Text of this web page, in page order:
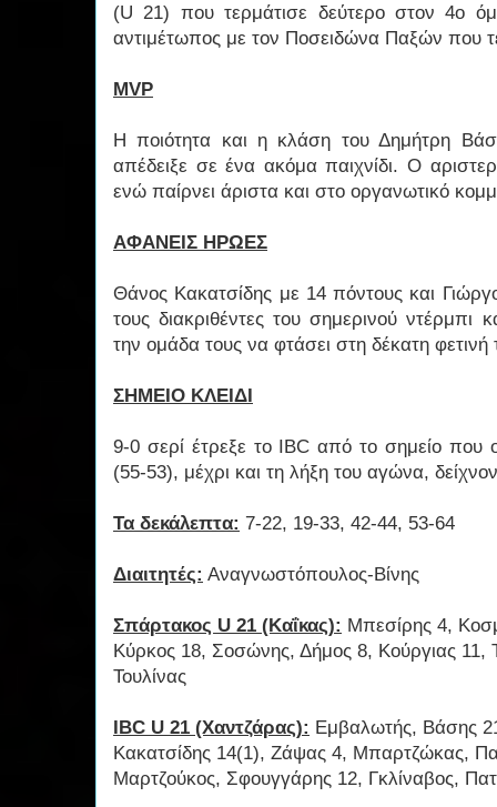
(U 21) που τερμάτισε δεύτερο στον 4ο
αντιμέτωπος με τον Ποσειδώνα Παξών που
MVP
Η ποιότητα και η κλάση του Δημήτρη
απέδειξε σε ένα ακόμα παιχνίδι. Ο
ενώ παίρνει άριστα και στο οργανωτικό
ΑΦΑΝΕΙΣ ΗΡΩΕΣ
Θάνος Κακατσίδης με 14 πόντους και
τους διακριθέντες του σημερινού
την ομάδα τους να φτάσει στη δέκατη φετινή
ΣΗΜΕΙΟ ΚΛΕΙΔΙ
9-0 σερί έτρεξε το IBC από το σημείο που
(55-53), μέχρι και τη λήξη του αγώνα,
Τα δεκάλεπτα: 7-22, 19-33, 42-44, 53-64
Διαιτητές: Αναγνωστόπουλος-Βίνης
Σπάρτακος U 21 (Καΐκας): Μπεσίρης 4,
Κύρκος 18, Σοσώνης, Δήμος 8, Κούργιας 11,
Τουλίνας
IBC U 21 (Χαντζάρας): Εμβαλωτής, Βάσης
Κακατσίδης 14(1), Ζάψας 4, Μπαρτζώκας,
Μαρτζούκος, Σφουγγάρης 12, Γκλίναβος,